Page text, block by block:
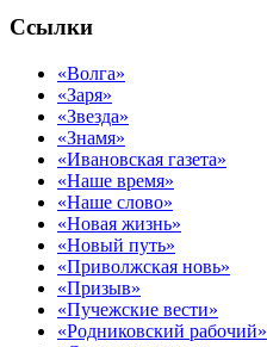
Ссылки
«Волга»
«Заря»
«Звезда»
«Знамя»
«Ивановская газета»
«Наше время»
«Наше слово»
«Новая жизнь»
«Новый путь»
«Приволжская новь»
«Призыв»
«Пучежские вести»
«Родниковский рабочий»